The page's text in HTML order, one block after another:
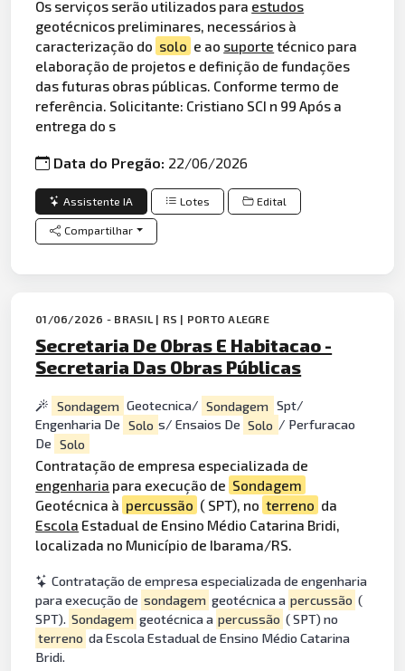
Os serviços serão utilizados para estudos
geotécnicos preliminares, necessários à
caracterização do solo e ao suporte técnico para
elaboração de projetos e definição de fundações
das futuras obras públicas. Conforme termo de
referência. Solicitante: Cristiano SCI n 99 Após a
entrega do s
Data do Pregão: 22/06/2026
Assistente IA Lotes Edital
Compartilhar
01/06/2026 - BRASIL | RS | PORTO ALEGRE
Secretaria De Obras E Habitacao -
Secretaria Das Obras Públicas
Sondagem Geotecnica/ Sondagem Spt/
Engenharia De Solo s/ Ensaios De Solo / Perfuracao
De Solo
Contratação de empresa especializada de
engenharia para execução de Sondagem
Geotécnica à percussão ( SPT), no terreno da
Escola Estadual de Ensino Médio Catarina Bridi,
localizada no Município de Ibarama/RS.
Contratação de empresa especializada de engenharia
para execução de sondagem geotécnica a percussão (
SPT). Sondagem geotécnica a percussão ( SPT) no
terreno da Escola Estadual de Ensino Médio Catarina
Bridi.